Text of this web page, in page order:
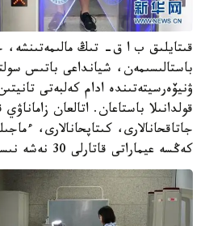
قىتايلىق ب ا ق- تىڭ مالىمەتىنشە،
باستالىسىمەن، شيانداعى باتىس
ۋنيۆەرسيتەتىندە ادام كەلبەتى
قولدانىلا باستاعان. اتالعان
جاتاقحانالارى، كىتاپحانالارى،
كەڭسە عيماراتى قاتارلى 30 نەشە نىساندى قامتىعان.